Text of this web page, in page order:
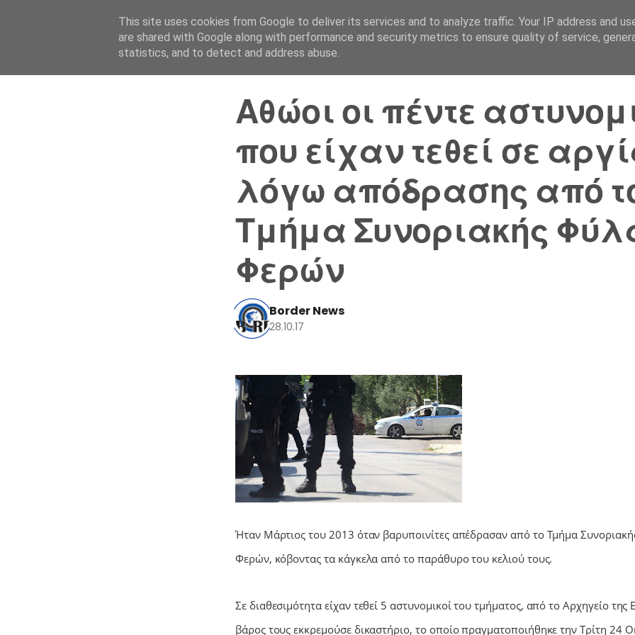
Αρχική Σελίδα Ελλάδα
Αθώοι οι πέντε
που είχαν τεθεί σε
λόγω απόδρασης από
Τμήμα Συνοριακής
Φερών
Border News
28.10.17
Ήταν Μάρτιος του 2013 όταν βαρυποινίτες απέδρασαν από το Τμήμα
Φερών, κόβοντας τα κάγκελα από το παράθυρο του κελιού τους.
Σε διαθεσιμότητα είχαν τεθεί 5 αστυνομικοί του τμήματος, από το Αρχηγείο της
βάρος τους εκκρεμούσε δικαστήριο, το οποίο πραγματοποιήθηκε την Τρίτη 24
This site uses cookies from Google to deliver its services and to analyze traffic. Your IP address and
are shared with Google along with performance and security metrics to ensure quality of service,
statistics, and to detect and address abuse.